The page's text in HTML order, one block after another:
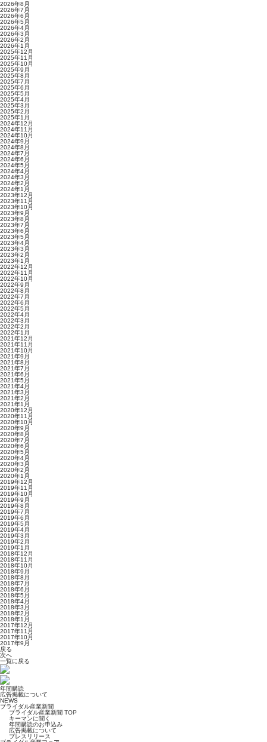
2026年8月
2026年7月
2026年6月
2026年5月
2026年4月
2026年3月
2026年2月
2026年1月
2025年12月
2025年11月
2025年10月
2025年9月
2025年8月
2025年7月
2025年6月
2025年5月
2025年4月
2025年3月
2025年2月
2025年1月
2024年12月
2024年11月
2024年10月
2024年9月
2024年8月
2024年7月
2024年6月
2024年5月
2024年4月
2024年3月
2024年2月
2024年1月
2023年12月
2023年11月
2023年10月
2023年9月
2023年8月
2023年7月
2023年6月
2023年5月
2023年4月
2023年3月
2023年2月
2023年1月
2022年12月
2022年11月
2022年10月
2022年9月
2022年8月
2022年7月
2022年6月
2022年5月
2022年4月
2022年3月
2022年2月
2022年1月
2021年12月
2021年11月
2021年10月
2021年9月
2021年8月
2021年7月
2021年6月
2021年5月
2021年4月
2021年3月
2021年2月
2021年1月
2020年12月
2020年11月
2020年10月
2020年9月
2020年8月
2020年7月
2020年6月
2020年5月
2020年4月
2020年3月
2020年2月
2020年1月
2019年12月
2019年11月
2019年10月
2019年9月
2019年8月
2019年7月
2019年6月
2019年5月
2019年4月
2019年3月
2019年2月
2019年1月
2018年12月
2018年11月
2018年10月
2018年9月
2018年8月
2018年7月
2018年6月
2018年5月
2018年4月
2018年3月
2018年2月
2018年1月
2017年12月
2017年11月
2017年10月
2017年9月
戻る
次へ
一覧に戻る
年間購読
広告掲載について
NEWS
ブライダル産業新聞
ブライダル産業新聞 TOP
キーマンに聞く
年間購読のお申込み
広告掲載について
プレスリリース